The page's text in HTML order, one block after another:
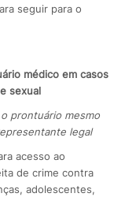
seguir para o
médico em casos
sexual
prontuário mesmo
legal
acesso ao
de crime contra
adolescentes,